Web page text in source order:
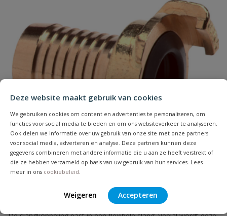
Deze website maakt gebruik van cookies
We gebruiken cookies om content en advertenties te personaliseren, om
functies voor social media te bieden en om ons websiteverkeer te analyseren.
Ook delen we informatie over uw gebruik van onze site met onze partners
voor social media, adverteren en analyse. Deze partners kunnen deze
gegevens combineren met andere informatie die u aan ze heeft verstrekt of
die ze hebben verzameld op basis van uw gebruik van hun services. Lees
meer in ons cookiebeleid
Weigeren Accepteren
Naam
Samenvatting
Beoordeling
Beoordeling versturen
Geka messing koppeling slangtule